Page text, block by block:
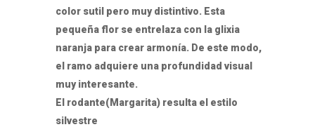
color sutil pero muy distintivo. Esta
pequeña flor se entrelaza con la glixia
naranja para crear armonía. De este modo,
el ramo adquiere una profundidad visual
muy interesante.
El rodante(Margarita) resulta el estilo
silvestre